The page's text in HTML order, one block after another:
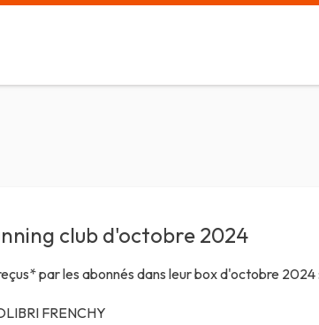
club d'octobre 2024
par les abonnés dans leur box d'octobre 2024 :
FRENCHY